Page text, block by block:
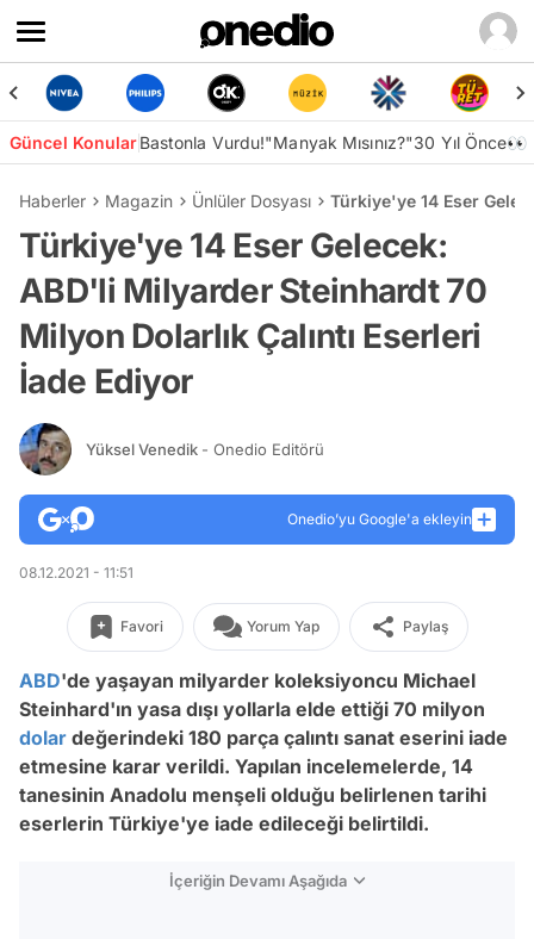
Güncel KonularBastonla Vurdu!"Manyak Mısınız?"30 Yıl Önce👀
Haberler Magazin Ünlüler Dosyası Türkiye'ye 14 Eser
Türkiye'ye 14 Eser Gelecek:
ABD'li Milyarder Steinhardt 70
Milyon Dolarlık Çalıntı Eserleri
İade Ediyor
Yüksel Venedik - Onedio Editörü
Onedio’yu Google'a ekleyin
08.12.2021 - 11:51
Favori Yorum Yap Paylaş
ABD'de yaşayan milyarder koleksiyoncu Michael
Steinhard'ın yasa dışı yollarla elde ettiği 70 milyon
dolar değerindeki 180 parça çalıntı sanat eserini iade
etmesine karar verildi. Yapılan incelemelerde, 14
tanesinin Anadolu menşeli olduğu belirlenen tarihi
eserlerin Türkiye'ye iade edileceği belirtildi.
İçeriğin Devamı Aşağıda